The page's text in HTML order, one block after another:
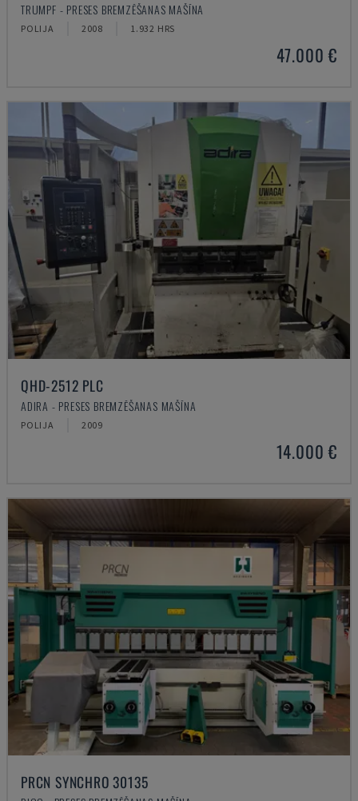
TRUMPF - PRESES BREMZĒŠANAS MAŠĪNA
POLIJA 2008 1.932 HRS
47.000 €
QHD-2512 PLC
ADIRA - PRESES BREMZĒŠANAS MAŠĪNA
POLIJA 2009
14.000 €
PRCN SYNCHRO 30135